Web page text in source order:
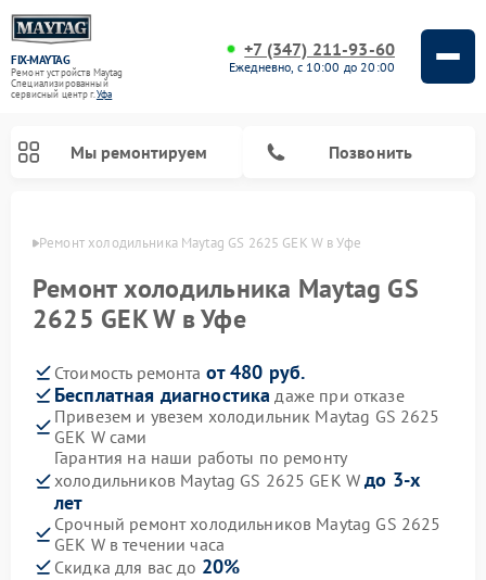
FIX-MAYTAG
Ремонт устройств Maytag
Специализированный
cервисный центр г.Уфа
+7 (347) 211-93-60
Ежедневно, с 10:00 до 20:00
Мы ремонтируем Позвонить
Уфе Ремонт холодильника Maytag GS 2625 GEK W в Уфе
Ремонт холодильника Maytag GS
2625 GEK W в Уфе
Стоимость ремонта от 480 руб.
Бесплатная диагностика даже при отказе
Привезем и увезем холодильник Maytag GS 2625
GEK W сами
Гарантия на наши работы по ремонту
холодильников Maytag GS 2625 GEK Wдо 3-х
лет
Срочный ремонт холодильников Maytag GS 2625
GEK W в течении часа
Скидка для вас до 20%